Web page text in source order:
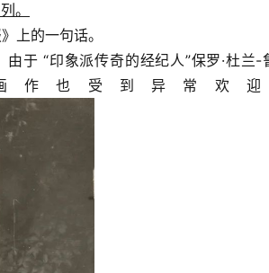
。
上的一句话。
于 “印象派传奇的经纪人”保罗·杜兰-
画作也受到异常欢迎